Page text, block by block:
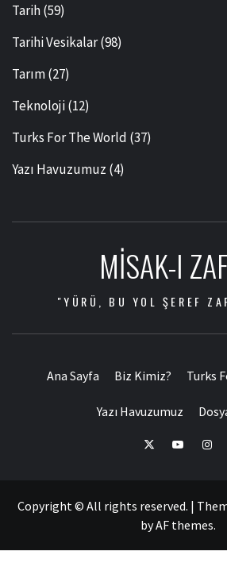
Tarih(59)
Tarihi Vesikalar(98)
Tarım(27)
Teknoloji(12)
Turks For The World (37)
Yazı Havuzumuz (4)
MISAK-I
"YÜRÜ, BU YOL ŞEREF
Ana Sayfa Biz Kimiz? Turks
Yazı Havuzumuz
Copyright © All rights reserved. |
byAF themes.